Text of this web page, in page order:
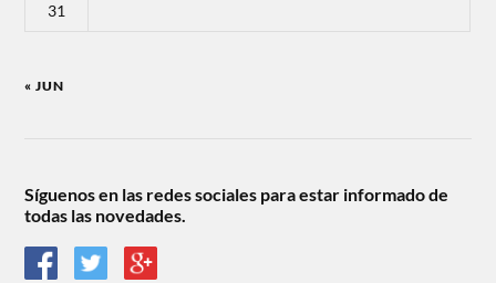
31
« JUN
Síguenos en las redes sociales para estar informado de
todas las novedades.